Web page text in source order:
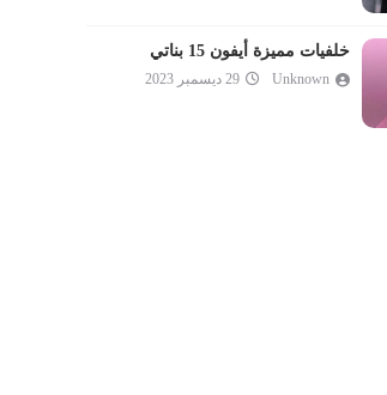
خلفيات مميزة أيفون 15 بناتي
Unknown 29 ديسمبر 2023